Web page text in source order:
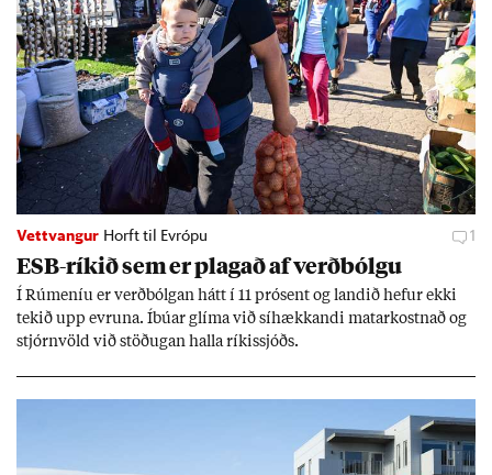
Vettvangur Horft til Evrópu 1
ESB-rík­ið sem er plag­að af verð­bólgu
Í Rúm­en­íu er verð­bólg­an hátt í 11 pró­sent og land­ið hef­ur ekki
tek­ið upp evr­una. Íbú­ar glíma við sí­hækk­andi mat­ar­kostn­að og
stjórn­völd við stöð­ug­an halla rík­is­sjóðs.